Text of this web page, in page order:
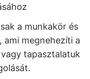
a munkakör és
megnehezíti a
tapasztalatuk